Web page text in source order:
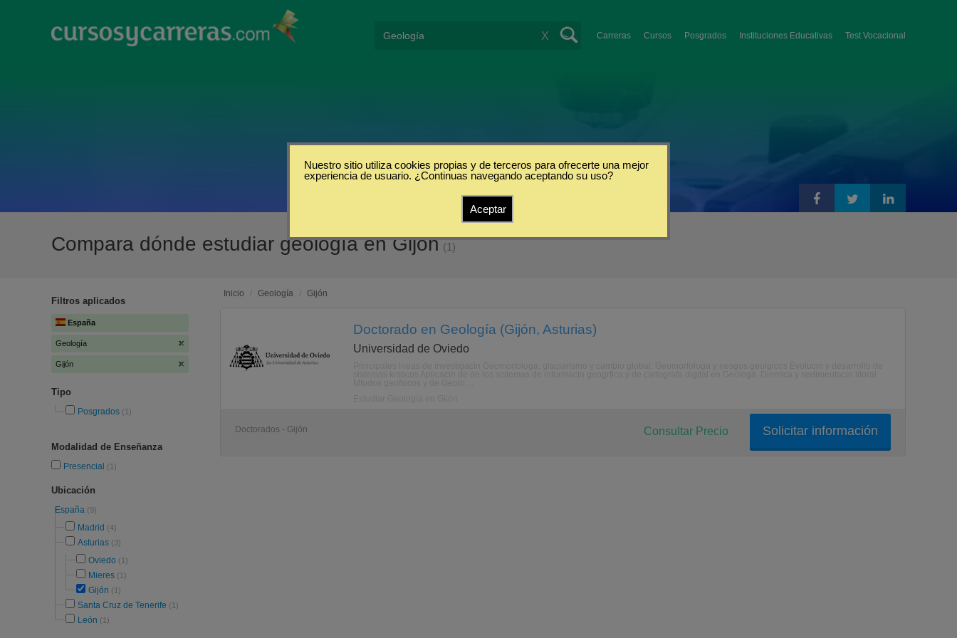
Carreras Cursos Posgrados Instituciones Educativas Test Vocacional
X
Compara dónde estudiar geología en Gijón (1)
Filtros aplicados
España
Geología
Gijón
Tipo
Posgrados (1)
Modalidad de Enseñanza
Presencial (1)
Ubicación
España (9)
Madrid (4)
Asturias (3)
Oviedo (1)
Mieres (1)
Gijón (1)
Santa Cruz de Tenerife (1)
León (1)
Inicio / Geología / Gijón
Doctorado en Geología (Gijón, Asturias)
Universidad de Oviedo
Doctorados - Gijón Solicitar información
Consultar Precio
Nuestro sitio utiliza cookies propias y de terceros para ofrecerte una mejor
experiencia de usuario. ¿Continuas navegando aceptando su uso?
Aceptar